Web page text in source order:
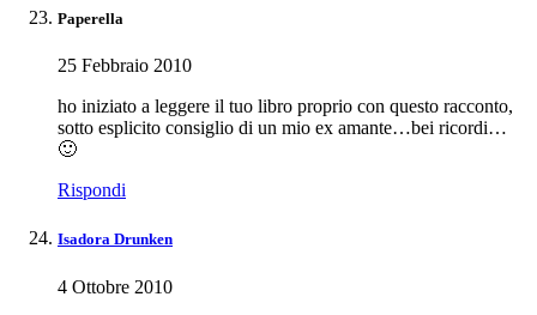
Paperella
25 Febbraio 2010
ho iniziato a leggere il tuo libro proprio con questo racconto,
sotto esplicito consiglio di un mio ex amante…bei ricordi…
🙂
Rispondi
Isadora Drunken
4 Ottobre 2010